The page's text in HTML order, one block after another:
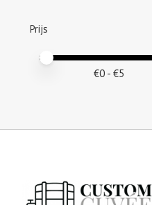
Prijs
Minimale prijswaarde
Price maximum value
€0 - €5